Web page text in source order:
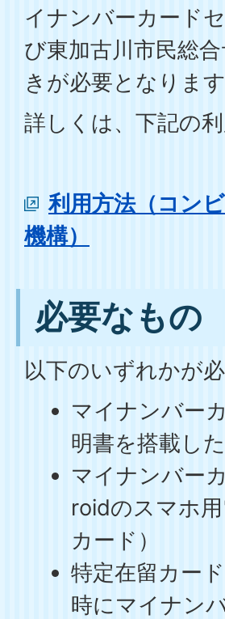
イナンバーカード
び東加古川市民総
きが必要となります
詳しくは、下記の
利用方法（コン
機構）
必要なもの
以下のいずれかが必
マイナンバー
明書を搭載した
マイナンバー
roidのスマホ
カード）
特定在留カー
時にマイナン